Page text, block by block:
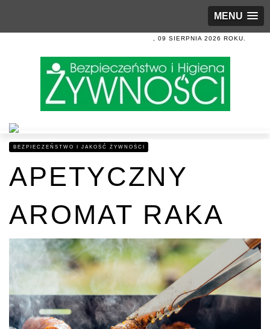
MENU
, 09 SIERPNIA 2026 ROKU.
BEZPIECZEŃSTWO I JAKOŚĆ ŻYWNOŚCI
APETYCZNY
AROMAT RAKA